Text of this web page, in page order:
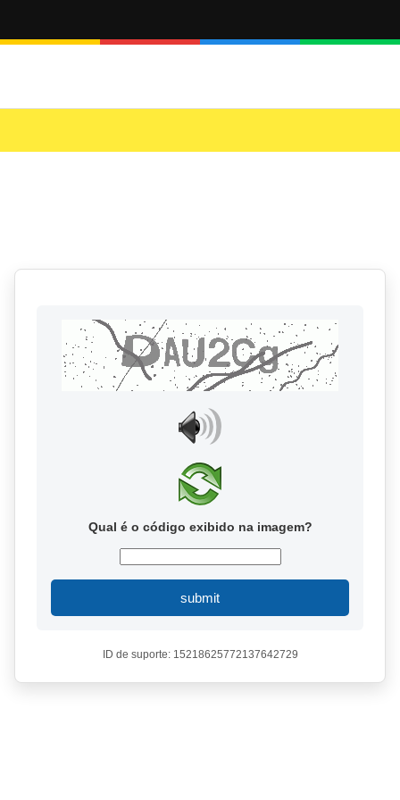
Qual é o código exibido na imagem?
submit
ID de suporte: 15218625772137642729